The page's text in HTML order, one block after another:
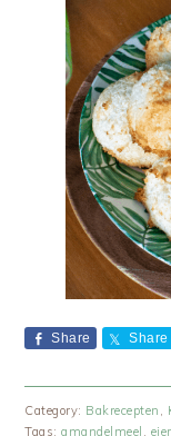
Share Share
Category: Bakrecepten
Tags:amandelmeel